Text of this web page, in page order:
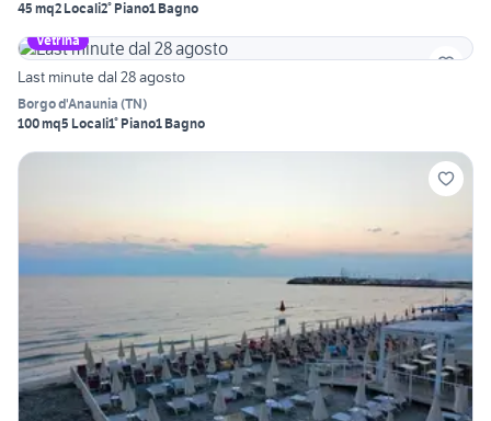
45 mq2 Locali2° Piano1 Bagno
Vetrina
Last minute dal 28 agosto
Borgo d'Anaunia (TN)
100 mq5 Locali1° Piano1 Bagno